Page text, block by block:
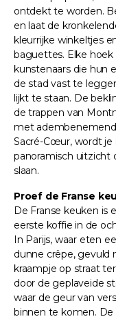
ontdekt te worden.
en laat de
kleurrijke winkeltjes
baguettes. Elke
kunstenaars die hun
de stad vast te
lijkt te staan. De
de trappen van
met
Sacré-Cœur, wordt
panoramisch uitzicht
slaan.
Proef de Franse
De Franse keuken is
eerste koffie in de
In Parijs, waar eten
dunne crêpe, gevuld
kraampje op straat
door de geplaveide
waar de geur van
binnen te komen.